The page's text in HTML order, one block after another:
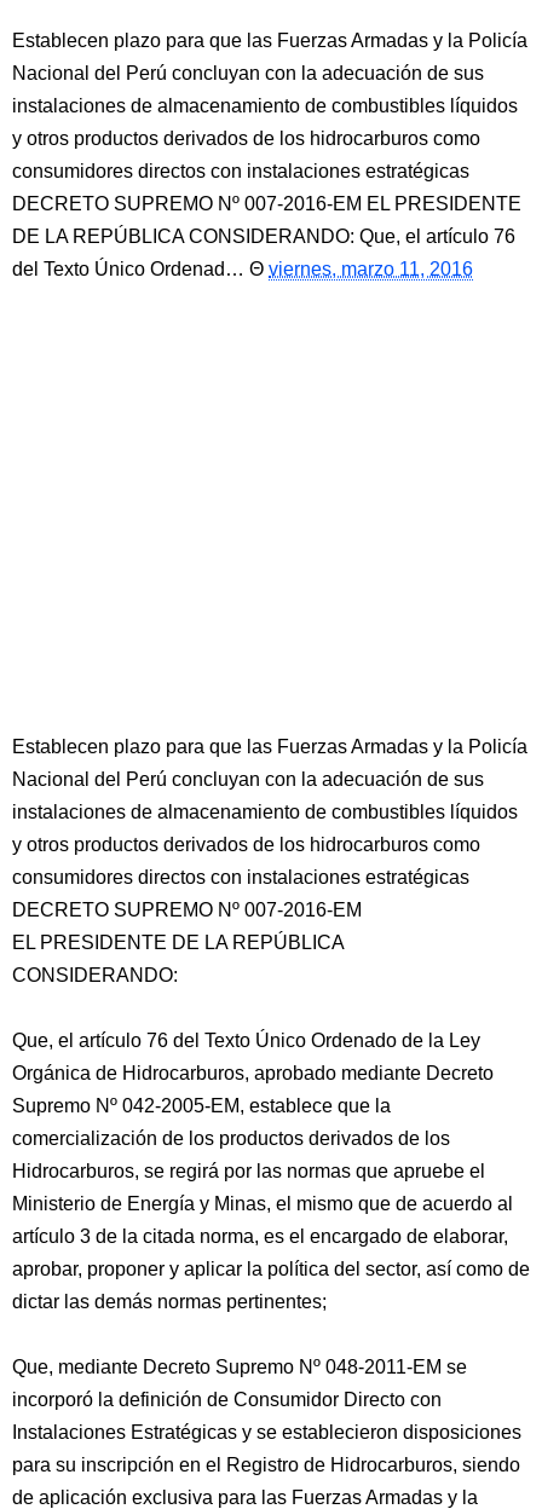
Establecen plazo para que las Fuerzas Armadas y la Policía
Nacional del Perú concluyan con la adecuación de sus
instalaciones de almacenamiento de combustibles líquidos
y otros productos derivados de los hidrocarburos como
consumidores directos con instalaciones estratégicas
DECRETO SUPREMO Nº 007-2016-EM EL PRESIDENTE
DE LA REPÚBLICA CONSIDERANDO: Que, el artículo 76
del Texto Único Ordenad…
viernes, marzo 11, 2016
Establecen plazo para que las Fuerzas Armadas y la Policía
Nacional del Perú concluyan con la adecuación de sus
instalaciones de almacenamiento de combustibles líquidos
y otros productos derivados de los hidrocarburos como
consumidores directos con instalaciones estratégicas
DECRETO SUPREMO Nº 007-2016-EM
EL PRESIDENTE DE LA REPÚBLICA
CONSIDERANDO:
Que, el artículo 76 del Texto Único Ordenado de la Ley
Orgánica de Hidrocarburos, aprobado mediante Decreto
Supremo Nº 042-2005-EM, establece que la
comercialización de los productos derivados de los
Hidrocarburos, se regirá por las normas que apruebe el
Ministerio de Energía y Minas, el mismo que de acuerdo al
artículo 3 de la citada norma, es el encargado de elaborar,
aprobar, proponer y aplicar la política del sector, así como de
dictar las demás normas pertinentes;
Que, mediante Decreto Supremo Nº 048-2011-EM se
incorporó la definición de Consumidor Directo con
Instalaciones Estratégicas y se establecieron disposiciones
para su inscripción en el Registro de Hidrocarburos, siendo
de aplicación exclusiva para las Fuerzas Armadas y la